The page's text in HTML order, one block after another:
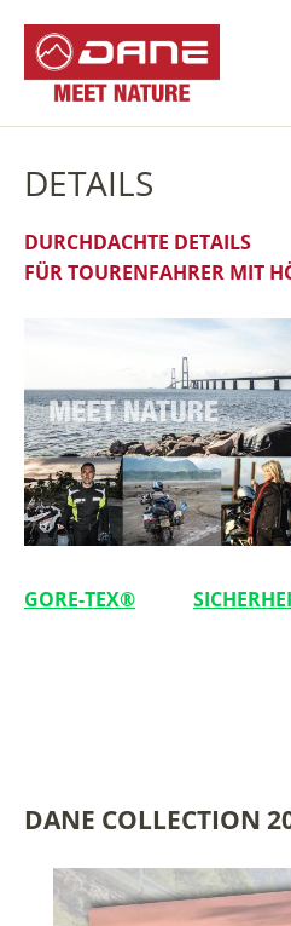
DETAILS
DURCHDACHTE DETAILS
FÜR TOURENFAHRER MIT
GORE-TEX®
DANE COLLECTION